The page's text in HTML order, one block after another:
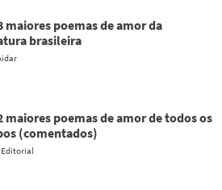
maiores poemas de amor da
brasileira
maiores poemas de amor de todos os
(comentados)
Editorial